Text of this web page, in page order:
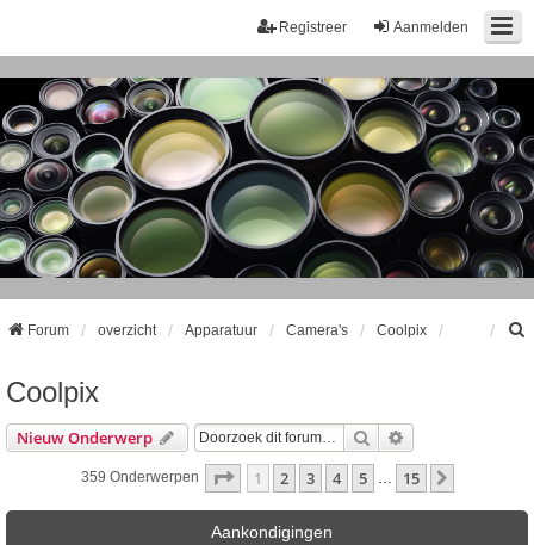
Aanmelden
Registreer
Forum overzicht Apparatuur Camera's Coolpix
Coolpix
Nieuw Onderwerp Zoek
359 Onderwerpen Pagina Van15
1 2 3 4 5 15
Aankondigingen